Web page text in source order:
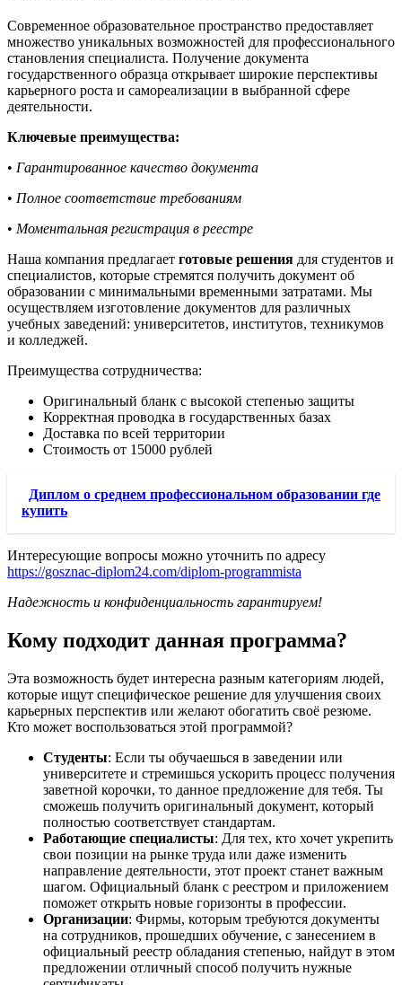
Современное образовательное пространство предоставляет
множество уникальных возможностей для профессионального
становления специалиста. Получение документа
государственного образца открывает широкие перспективы
карьерного роста и самореализации в выбранной сфере
деятельности.
Ключевые преимущества:
• Гарантированное качество документа
• Полное соответствие требованиям
• Моментальная регистрация в реестре
Наша компания предлагает готовые решения для студентов и
специалистов, которые стремятся получить документ об
образовании с минимальными временными затратами. Мы
осуществляем изготовление документов для различных
учебных заведений: университетов, институтов, техникумов
и колледжей.
Преимущества сотрудничества:
Оригинальный бланк с высокой степенью защиты
Корректная проводка в государственных базах
Доставка по всей территории
Стоимость от 15000 рублей
Диплом о среднем профессиональном образовании где
купить
Интересующие вопросы можно уточнить по адресу
https://gosznac-diplom24.com/diplom-programmista
Надежность и конфиденциальность гарантируем!
Кому подходит данная программа?
Эта возможность будет интересна разным категориям людей,
которые ищут специфическое решение для улучшения своих
карьерных перспектив или желают обогатить своё резюме.
Кто может воспользоваться этой программой?
Студенты: Если ты обучаешься в заведении или
университете и стремишься ускорить процесс получения
заветной корочки, то данное предложение для тебя. Ты
сможешь получить оригинальный документ, который
полностью соответствует стандартам.
Работающие специалисты: Для тех, кто хочет укрепить
свои позиции на рынке труда или даже изменить
направление деятельности, этот проект станет важным
шагом. Официальный бланк с реестром и приложением
поможет открыть новые горизонты в профессии.
Организации: Фирмы, которым требуются документы
на сотрудников, прошедших обучение, с занесением в
официальный реестр обладания степенью, найдут в этом
предложении отличный способ получить нужные